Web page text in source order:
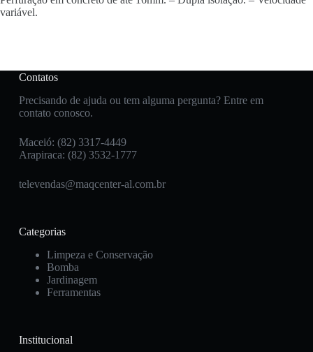
variável.
Contatos
Precisando de ajuda ou tem alguma pergunta? Entre em
contato conosco.
Maceió: (82) 3317-4449
Arapiraca: (82) 3532-1777
televendas@maqcenter-al.com.br
Categorias
Limpeza e Conservação
Bomba
Jardinagem
Ferramentas
Institucional